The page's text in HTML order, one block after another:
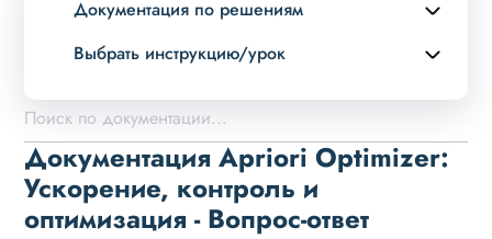
Документация по решениям
Выбрать инструкцию/урок
Описание курса
Возможности
Установка решения
Настройка
Документация Apriori Optimizer:
Ускорение, контроль и
оптимизация - Вопрос-ответ